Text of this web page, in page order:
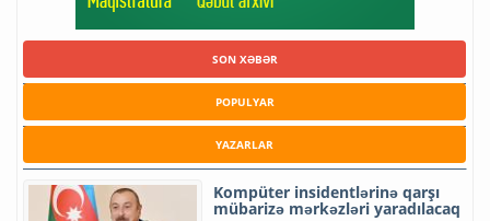
SON XƏBƏR
POPULYAR
YAZARLAR
Kompüter insidentlərinə qarşı
mübarizə mərkəzləri yaradılacaq